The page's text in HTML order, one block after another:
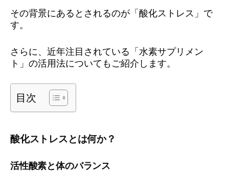
その背景にあるとされるのが「酸化ストレス」で
す。
さらに、近年注目されている「水素サプリメン
ト」の活用法についてもご紹介します。
目次
酸化ストレスとは何か？
活性酸素と体のバランス